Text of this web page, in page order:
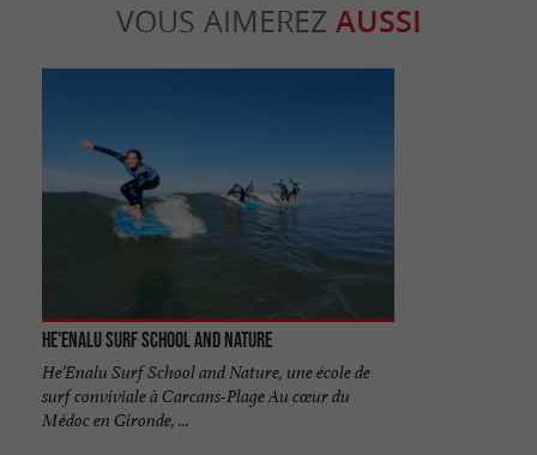
VOUS AIMEREZ AUSSI
He'enalu Surf School and Nature
He’Enalu Surf School and Nature, une école de
surf conviviale à Carcans-Plage Au cœur du
Médoc en Gironde, ...